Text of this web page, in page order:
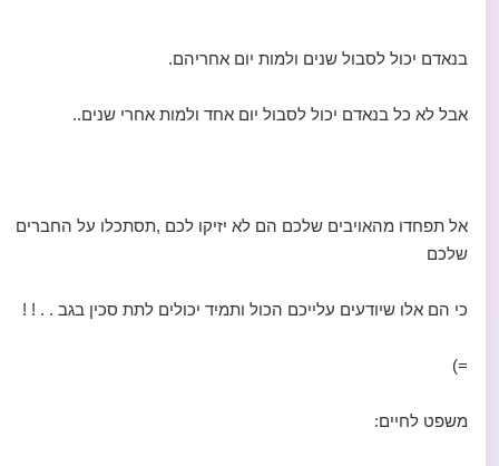
בנאדם יכול לסבול שנים ולמות יום אחריהם.
אבל לא כל בנאדם יכול לסבול יום אחד ולמות אחרי שנים..
אל תפחדו מהאויבים שלכם הם לא יזיקו לכם ,תסתכלו על החברים
שלכם
כי הם אלו שיודעים עלייכם הכול ותמיד יכולים לתת סכין בגב . . ! !
=)
משפט לחיים: